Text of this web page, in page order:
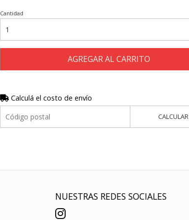
Cantidad
AGREGAR AL CARRITO
Calculá el costo de envío
CALCULAR
NUESTRAS REDES SOCIALES